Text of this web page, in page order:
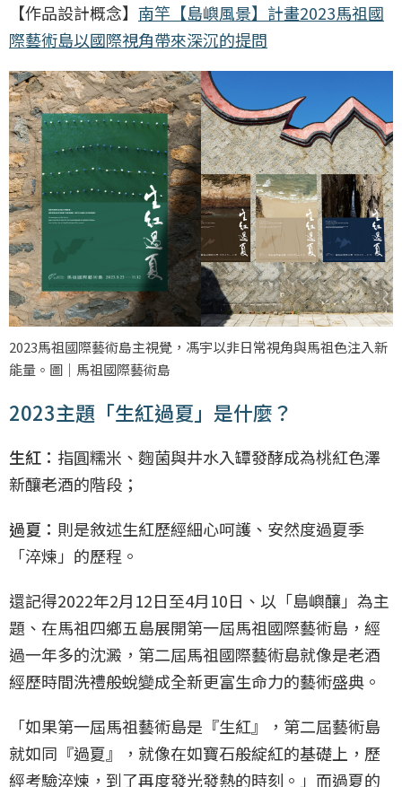
【作品設計概念】 南竿【島嶼風景】計畫2023馬祖國
際藝術島以國際視角帶來深沉的提問
2023馬祖國際藝術島主視覺，馮宇以非日常視角與馬祖色注入新
能量。圖｜馬祖國際藝術島
2023主題「生紅過夏」是什麼？
生紅： 指圓糯米、麴菌與井水入罈發酵成為桃紅色澤
新釀老酒的階段；
過夏： 則是敘述生紅歷經細心呵護、安然度過夏季
「淬煉」的歷程。
還記得2022年2月12日至4月10日、以「島嶼釀」為主
題、在馬祖四鄉五島展開第一屆馬祖國際藝術島，經
過一年多的沈澱，第二屆馬祖國際藝術島就像是老酒
經歷時間洗禮般蛻變成全新更富生命力的藝術盛典。
「如果第一屆馬祖藝術島是『生紅』，第二屆藝術島
就如同『過夏』，就像在如寶石般綻紅的基礎上，歷
經考驗淬煉，到了再度發光發熱的時刻。」而過夏的